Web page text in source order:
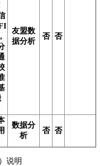
友盟数
据分析
否 否
数据分
析
否 否
说明